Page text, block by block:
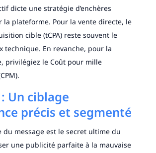
dicte une stratégie d’enchères
la plateforme. Pour la vente directe, le
cible (tCPA) reste souvent le
technique. En revanche, pour la
privilégiez le Coût pour mille
Un ciblage
précis et segmenté
du message est le secret ultime du
une publicité parfaite à la mauvaise